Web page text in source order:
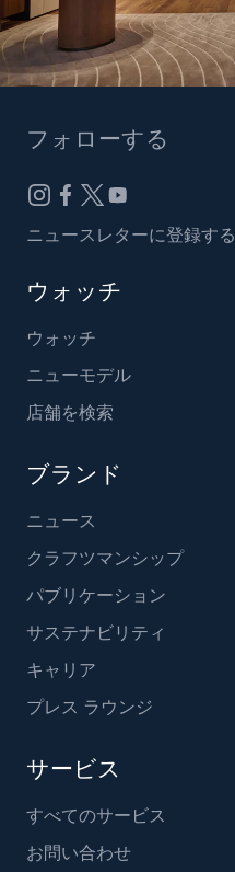
フォローする
ニュースレターに登録する
ウォッチ
ウォッチ
ニューモデル
店舗を検索
ブランド
ニュース
クラフツマンシップ
パブリケーション
サステナビリティ
キャリア
プレス ラウンジ
サービス
すべてのサービス
お問い合わせ